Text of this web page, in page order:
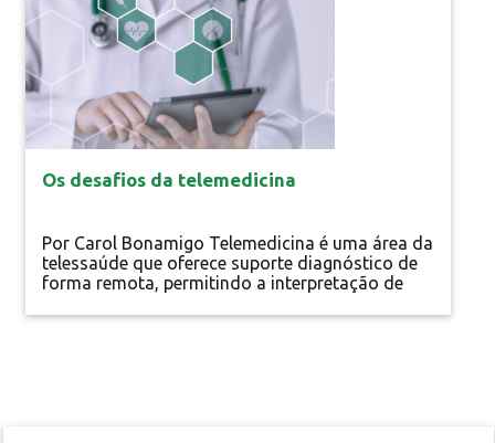
Os desafios da telemedicina
Por Carol Bonamigo Telemedicina é uma área da
telessaúde que oferece suporte diagnóstico de
forma remota, permitindo a interpretação de
distância, tendo, para isso, o apoio das